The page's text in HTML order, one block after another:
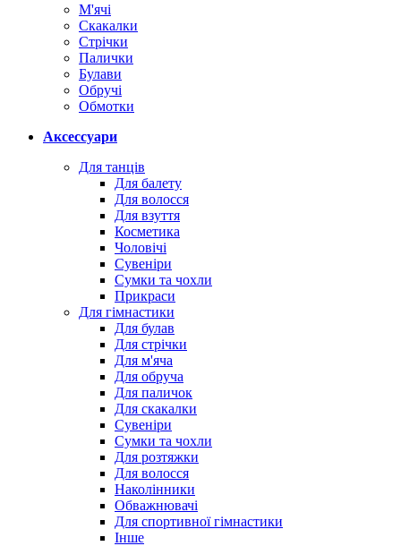
М'ячі
Скакалки
Стрічки
Палички
Булави
Обручі
Обмотки
Аксессуари
Для танців
Для балету
Для волосся
Для взуття
Косметика
Чоловічі
Сувеніри
Сумки та чохли
Прикраси
Для гімнастики
Для булав
Для стрічки
Для м'яча
Для обруча
Для паличок
Для скакалки
Сувеніри
Сумки та чохли
Для розтяжки
Для волосся
Наколінники
Обважнювачі
Для спортивної гімнастики
Інше